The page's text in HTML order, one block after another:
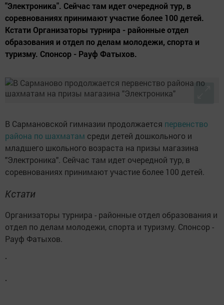
"Электроника". Сейчас там идет очередной тур, в
соревнованиях принимают участие более 100 детей.
Кстати Организаторы турнира - районные отдел
образования и отдел по делам молодежи, спорта и
туризму. Спонсор - Рауф Фатыхов.
В Сармановской гимназии продолжается первенство
района по шахматам среди детей дошкольного и
младшего школьного возраста на призы магазина
"Электроника". Сейчас там идет очередной тур, в
соревнованиях принимают участие более 100 детей.
Кстати
Организаторы турнира - районные отдел образования и
отдел по делам молодежи, спорта и туризму. Спонсор -
Рауф Фатыхов.